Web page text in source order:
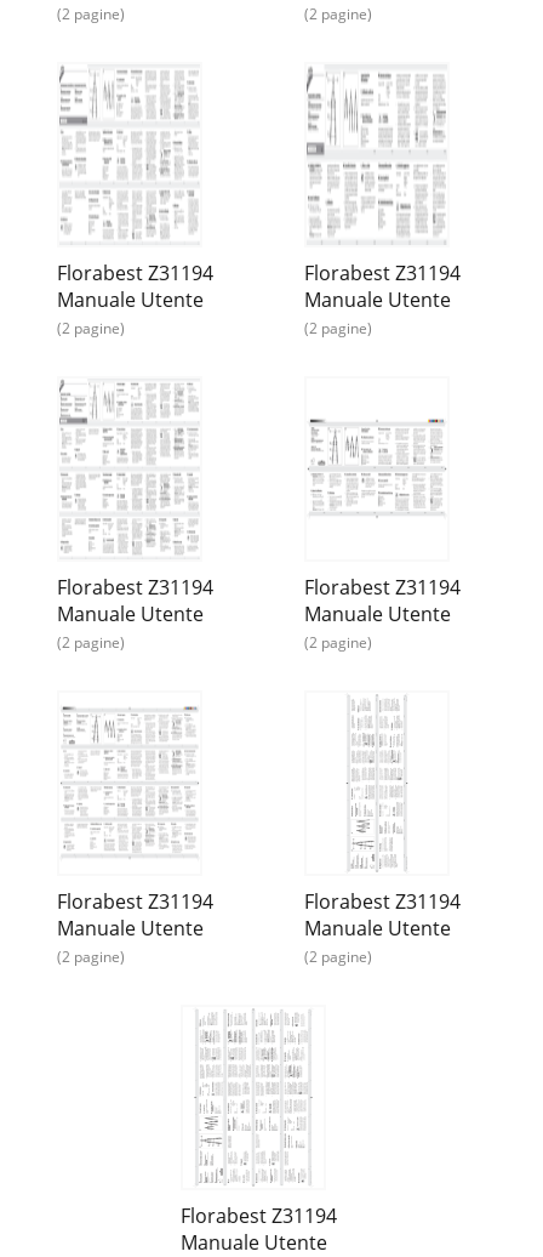
(2 pagine) (2 pagine)
Florabest Z31194
Manuale Utente
(2 pagine)
Florabest Z31194
Manuale Utente
(2 pagine)
Florabest Z31194
Manuale Utente
(2 pagine)
Florabest Z31194
Manuale Utente
(2 pagine)
Florabest Z31194
Manuale Utente
(2 pagine)
Florabest Z31194
Manuale Utente
(2 pagine)
Florabest Z31194
Manuale Utente